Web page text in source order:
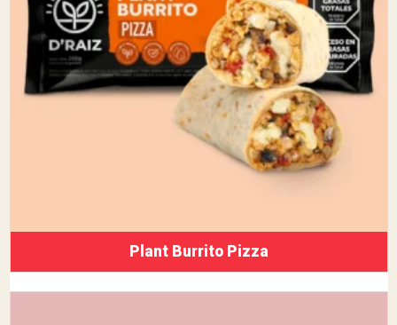
Plant Burrito Pizza